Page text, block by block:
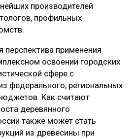
производителей
профильных
перспектива применения
освоении городских
сфере с
федерального, региональных
Как считают
деревянного
также может стать
из древесины при